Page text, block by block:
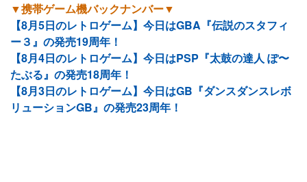
▼携帯ゲーム機バックナンバー▼
【8月5日のレトロゲーム】今日はGBA『伝説のスタフィ
ー３』の発売19周年！
【8月4日のレトロゲーム】今日はPSP『太鼓の達人 ぽ〜
たぶる』の発売18周年！
【8月3日のレトロゲーム】今日はGB『ダンスダンスレボ
リューションGB』の発売23周年！